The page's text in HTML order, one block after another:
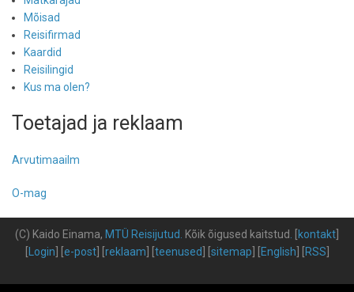
Mõisad
Reisifirmad
Kaardid
Reisilingid
Kus ma olen?
Toetajad ja reklaam
Arvutimaailm
O-mag
(C) Kaido Einama, MTÜ Reisijutud Kõik õigused kaitstud kontakt
Login e-post] [ reklaam teenused sitemap English RSS